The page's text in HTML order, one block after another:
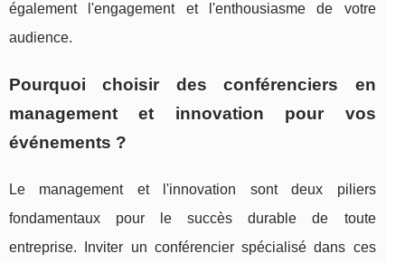
également l'engagement et l'enthousiasme de votre
audience.
Pourquoi choisir des conférenciers en
management et innovation pour vos
événements ?
Le management et l'innovation sont deux piliers
fondamentaux pour le succès durable de toute
entreprise. Inviter un conférencier spécialisé dans ces